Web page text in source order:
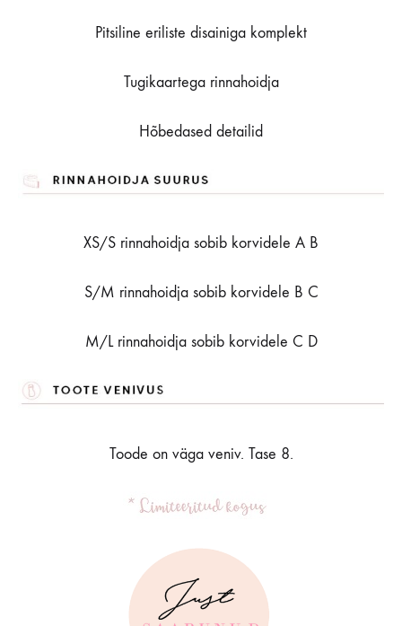
Pitsiline eriliste disainiga komplekt
Tugikaartega rinnahoidja
Hõbedased detailid
XS/S rinnahoidja sobib korvidele A B
S/M rinnahoidja sobib korvidele B C
M/L rinnahoidja sobib korvidele C D
Toode on väga veniv. Tase 8.